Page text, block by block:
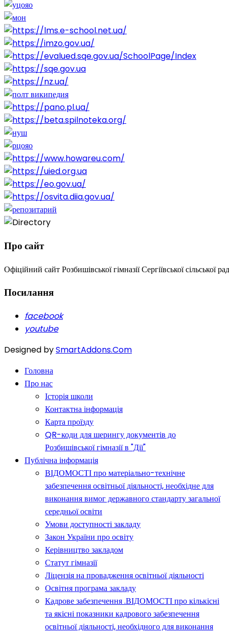
Про сайт
Офіційний сайт Розбишівської гімназії Сергіївської сільської
Посилання
facebook
youtube
Designed bySmartAddons.Com
Головна
Про нас
Історія школи
Контактна інформація
Карта проїзду
QR-коди для шерингу документів до
Розбишівської гімназії в "Дії"
Публічна інформація
ВІДОМОСТІ про матеріально-технічне
забезпечення освітньої діяльності, необхідне для
виконання вимог державного стандарту загальної
середньої освіти
Умови доступності закладу
Закон України про освіту
Керівництво закладом
Статут гімназії
Ліцензія на провадження освітньої діяльності
Освітня програма закладу
Кадрове забезпечення .ВІДОМОСТІ про кількісні
та якісні показники кадрового забезпечення
освітньої діяльності, необхідного для виконання